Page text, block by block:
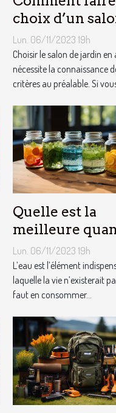
choix d’un
jardin en
Lun. 06/11/2023 19h
Choisir le salon de jardin
nécessite la connaissance
critères au préalable. Si
Quelle est la
meilleure
d’eau qu’il faut
quotidien ?
Lun. 06/11/2023 19h
L’eau est l’élément
laquelle la vie n’existerait
faut en consommer...